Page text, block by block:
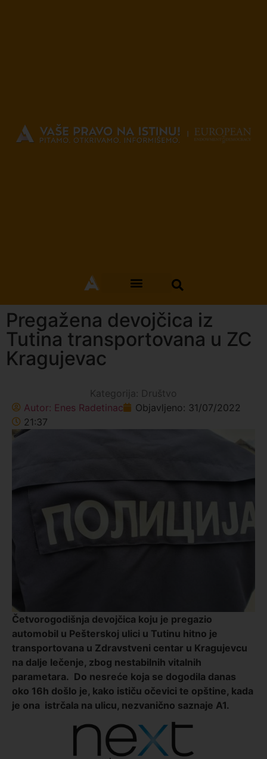
Pregažena devojčica iz
Tutina transportovana u ZC
Kragujevac
Kategorija: Društvo
Autor: Enes Radetinac Objavljeno: 31/07/2022
21:37
Četvorogodišnja devojčica koju je pregazio
automobil u Pešterskoj ulici u Tutinu hitno je
transportovana u Zdravstveni centar u Kragujevcu
na dalje lečenje, zbog nestabilnih vitalnih
parametara. Do nesreće koja se dogodila danas
oko 16h došlo je, kako ističu očevici te opštine, kada
je ona istrčala na ulicu, nezvanično saznaje A1.